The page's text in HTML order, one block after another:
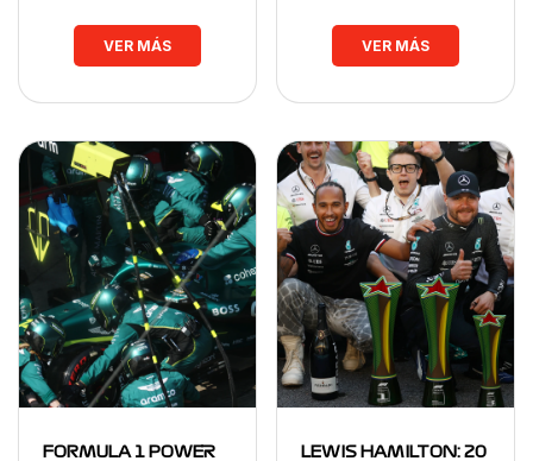
VER MÁS VER MÁS
FORMULA 1 POWER
LEWIS HAMILTON: 20